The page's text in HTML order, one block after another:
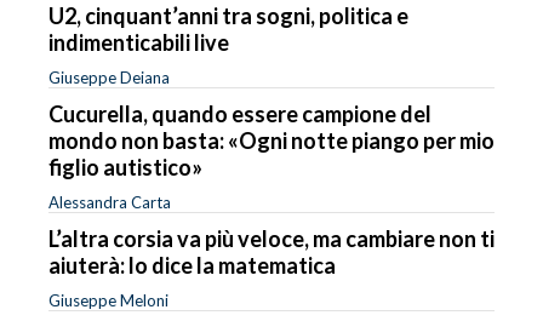
U2, cinquant’anni tra sogni, politica e
indimenticabili live
Giuseppe Deiana
Cucurella, quando essere campione del
mondo non basta: «Ogni notte piango per mio
figlio autistico»
Alessandra Carta
L’altra corsia va più veloce, ma cambiare non ti
aiuterà: lo dice la matematica
Giuseppe Meloni